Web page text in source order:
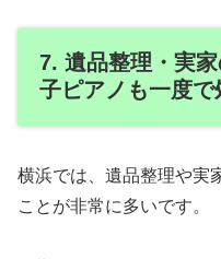
7. 遺品整理・実
子ピアノも一度で
横浜では、遺品整理や実
ことが非常に多いです。